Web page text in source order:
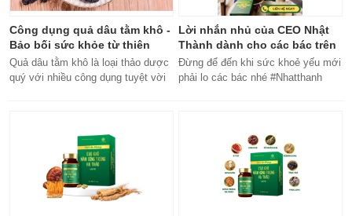
Công dụng quả dâu tằm khô -
Bảo bối sức khỏe từ thiên
nhiên
Quả dâu tằm khô là loại thảo dược
quý với nhiều công dụng tuyệt vời
Lời nhắn nhủ của CEO Nhật
Thành dành cho các bác trên
50 tuổi
Đừng để đến khi sức khoẻ yếu mới
phải lo các bác nhé #Nhatthanh
#khoetubentrong #nhatthanhbak